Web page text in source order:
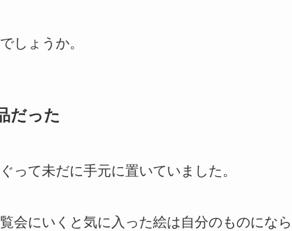
しょうか。
だった
って未だに手元に置いていました。
会にいくと気に入った絵は自分のものになら